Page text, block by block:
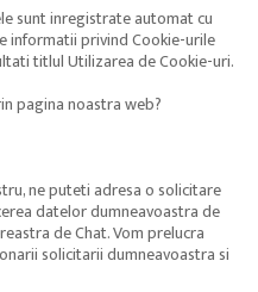
sunt inregistrate automat cu
informatii privind Cookie-urile
titlul Utilizarea de Cookie-uri.
pagina noastra web?
ne puteti adresa o solicitare
datelor dumneavoastra de
de Chat. Vom prelucra
solicitarii dumneavoastra si